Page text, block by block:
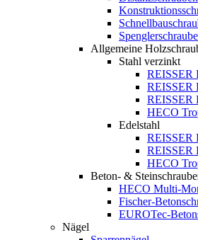
Allgemeine
Stahl verzinkt
REISSER
REISSER
REISSER
HECO
Edelstahl
REISSER
REISSER
HECO
Beton- &
HECO Multi-
Fischer-
EUROTec-
Nägel